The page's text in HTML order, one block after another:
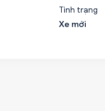
Tình trạng
Xe mới